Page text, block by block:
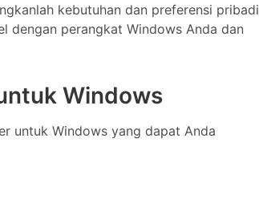
kebutuhan dan preferensi pribadi
dengan perangkat Windows Anda dan
Windows
untuk Windows yang dapat Anda